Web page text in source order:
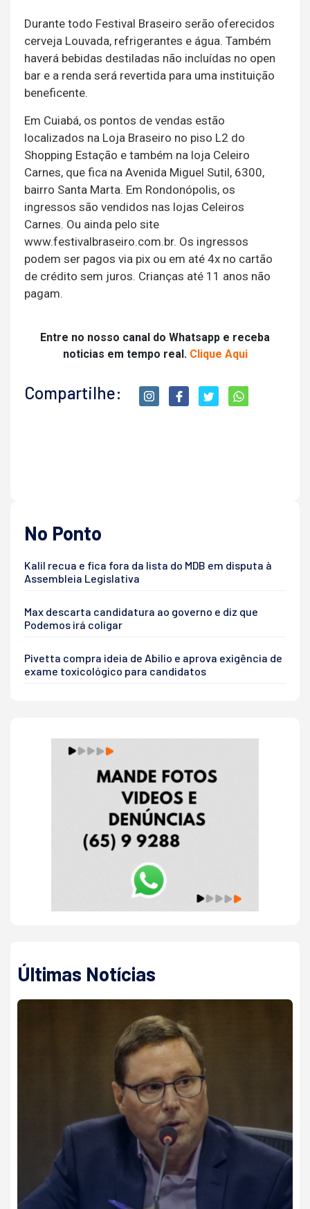
Durante todo Festival Braseiro serão oferecidos
cerveja Louvada, refrigerantes e água. Também
haverá bebidas destiladas não incluídas no open
bar e a renda será revertida para uma instituição
beneficente.
Em Cuiabá, os pontos de vendas estão
localizados na Loja Braseiro no piso L2 do
Shopping Estação e também na loja Celeiro
Carnes, que fica na Avenida Miguel Sutil, 6300,
bairro Santa Marta. Em Rondonópolis, os
ingressos são vendidos nas lojas Celeiros
Carnes. Ou ainda pelo site
www.festivalbraseiro.com.br. Os ingressos
podem ser pagos via pix ou em até 4x no cartão
de crédito sem juros. Crianças até 11 anos não
pagam.
Entre no nosso canal do Whatsapp e receba
noticias em tempo real. Clique Aqui
Compartilhe:
No Ponto
Kalil recua e fica fora da lista do MDB em disputa à
Assembleia Legislativa
Max descarta candidatura ao governo e diz que
Podemos irá coligar
Pivetta compra ideia de Abilio e aprova exigência de
exame toxicológico para candidatos
Últimas Notícias